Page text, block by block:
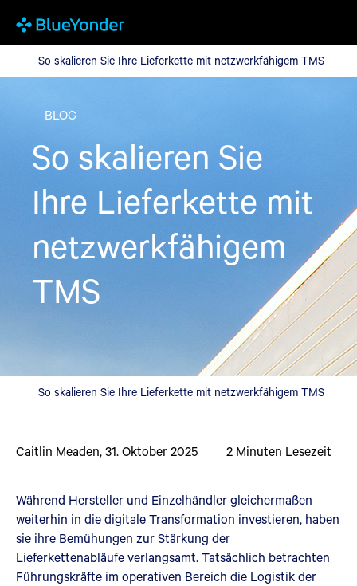
So skalieren Sie Ihre Lieferkette mit netzwerkfähigem TMS
So skalieren Sie Ihre Lieferkette mit netzwerkfähigem TMS
BLOG
So skalieren Sie
Ihre Lieferkette mit
netzwerkfähigem
TMS
So skalieren Sie Ihre Lieferkette mit netzwerkfähigem TMS
Caitlin Meaden,31. Oktober 2025 2 Minuten Lesezeit
Während Hersteller und Einzelhändler gleichermaßen
weiterhin in die digitale Transformation investieren, haben
sie ihre Bemühungen zur Stärkung der
Lieferkettenabläufe verlangsamt. Tatsächlich betrachten
Führungskräfte im operativen Bereich die Logistik der